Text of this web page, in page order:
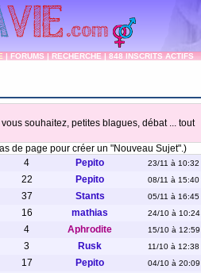
|FORUMS|RECHERCHE|848 INSCRITS ACTIFS
souhaitez, petites blagues, débat ... tout
de page pour créer un "Nouveau Sujet".)
4 Pepito 23/11 à 10:32
22 Pepito 08/11 à 15:40
37 Stants 05/11 à 16:45
16 mathias 24/10 à 10:24
4 Aphrodite 15/10 à 12:59
3 Rusk 11/10 à 12:38
17 Pepito 04/10 à 20:09